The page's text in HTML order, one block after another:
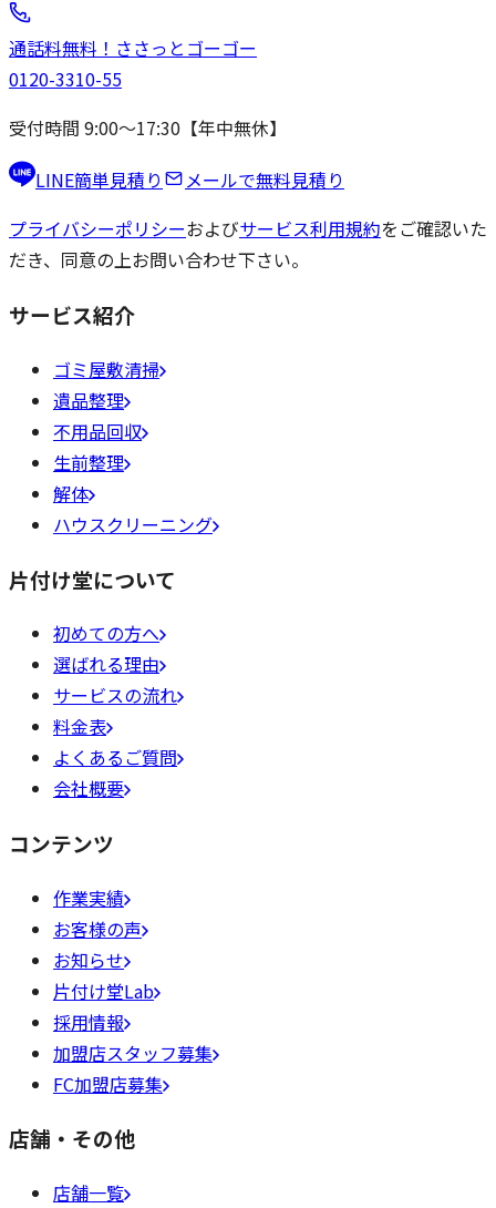
通話料無料！ ささっと ゴーゴー
0120-3310-55
受付時間 9:00〜17:30【年中無休】
LINE簡単見積り
メールで無料見積り
プライバシーポリシーおよびサービス利用規約をご確認いた
だき、同意の上お問い合わせ下さい。
サービス紹介
ゴミ屋敷清掃
遺品整理
不用品回収
生前整理
解体
ハウスクリーニング
片付け堂について
初めての方へ
選ばれる理由
サービスの流れ
料金表
よくあるご質問
会社概要
コンテンツ
作業実績
お客様の声
お知らせ
片付け堂Lab
採用情報
加盟店スタッフ募集
FC加盟店募集
店舗・その他
店舗一覧